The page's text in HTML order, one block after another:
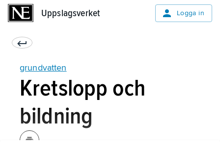
Uppslagsverket Logga in
grundvatten
Kretslopp och
bildning